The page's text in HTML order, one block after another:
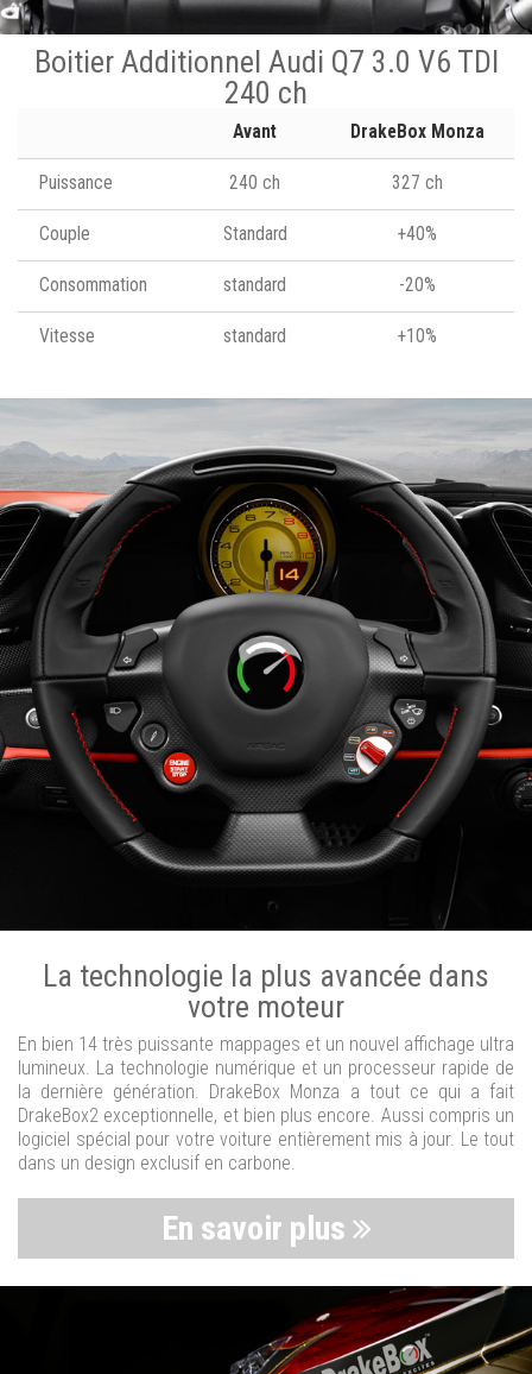
Boitier Additionnel Audi Q7 3.0 V6 TDI
240 ch
Avant DrakeBox Monza
Puissance 240 ch 327 ch
Couple Standard +40%
Consommation standard -20%
Vitesse standard +10%
La technologie la plus avancée dans
votre moteur
En bien 14 très puissante mappages et un nouvel affichage ultra
lumineux. La technologie numérique et un processeur rapide de
la dernière génération. DrakeBox Monza a tout ce qui a fait
DrakeBox2 exceptionnelle, et bien plus encore. Aussi compris un
logiciel spécial pour votre voiture entièrement mis à jour. Le tout
dans un design exclusif en carbone.
En savoir plus